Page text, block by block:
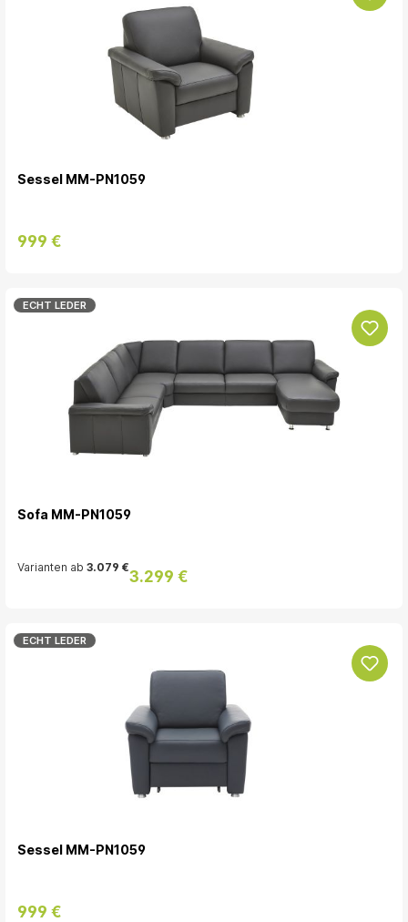
Sessel MM-PN1059
999 €
ECHT LEDER
Sofa MM-PN1059
Varianten ab 3.079 €
3.299 €
ECHT LEDER
Sessel MM-PN1059
999 €